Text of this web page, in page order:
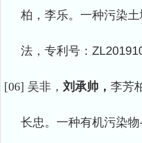
柏，李乐。一种污染
法，专利号：
[06] 吴非， 刘承帅， 李芳
长忠。一种有机污染物